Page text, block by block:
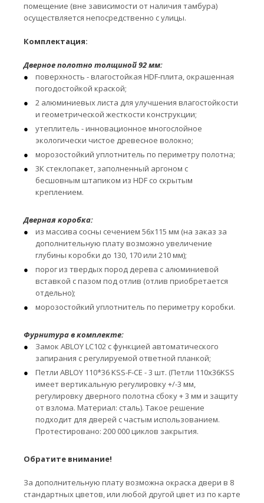
помещение (вне зависимости от наличия тамбура)
осуществляется непосредственно с улицы.
Комплектация:
Дверное полотно толщиной 92 мм:
поверхность - влагостойкая HDF-плита, окрашенная
погодостойкой краской;
2 алюминиевых листа для улучшения влагостойкости
и геометрической жесткости конструкции;
утеплитель - инновационное многослойное
экологически чистое древесное волокно;
морозостойкий уплотнитель по периметру полотна;
3К стеклопакет, заполненный аргоном с
бесшовным штапиком из HDF со скрытым
креплением.
Дверная коробка:
из массива сосны сечением 56х115 мм (на заказ за
дополнительную плату возможно увеличение
глубины коробки до 130, 170 или 210 мм);
порог из твердых пород дерева с алюминиевой
вставкой с пазом под отлив (отлив приобретается
отдельно);
морозостойкий уплотнитель по периметру коробки.
Фурнитура в комплекте:
Замок ABLOY LC102 с функцией автоматического
запирания с регулируемой ответной планкой;
Петли ABLOY 110*36 KSS-F-CE - 3 шт. (Петли 110x36KSS
имеет вертикальную регулировку +/-3 мм,
регулировку дверного полотна сбоку + 3 мм и защиту
от взлома. Материал: сталь). Такое решение
подходит для дверей с частым использованием.
Протестировано: 200 000 циклов закрытия.
Обратите внимание!
За дополнительную плату возможна окраска двери в 8
стандартных цветов, или любой другой цвет из по карте